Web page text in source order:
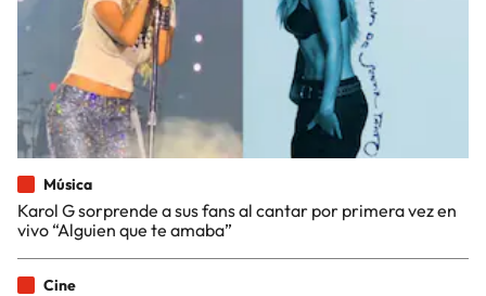
Música
Karol G sorprende a sus fans al cantar por primera vez en
vivo “Alguien que te amaba”
Cine